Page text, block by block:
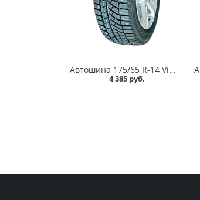
Автошина 175/65 R-14 Viatti Brina Nordico V-522 82T шип в Кургане
4 385 руб.